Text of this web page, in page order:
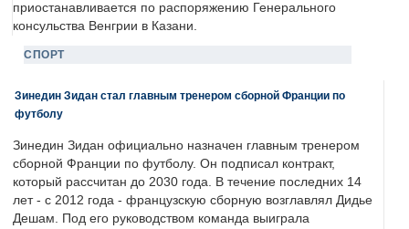
приостанавливается по распоряжению Генерального
консульства Венгрии в Казани.
СПОРТ
Зинедин Зидан стал главным тренером сборной Франции по
футболу
Зинедин Зидан официально назначен главным тренером
сборной Франции по футболу. Он подписал контракт,
который рассчитан до 2030 года. В течение последних 14
лет - с 2012 года - французскую сборную возглавлял Дидье
Дешам. Под его руководством команда выиграла